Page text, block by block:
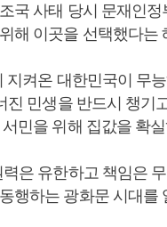
국 사태 당시 문재인
해 이곳을 선택했다는
지켜온 대한민국이 무
진 민생을 반드시 챙기
민을 위해 집값을 확
력은 유한하고 책임은
행하는 광화문 시대를